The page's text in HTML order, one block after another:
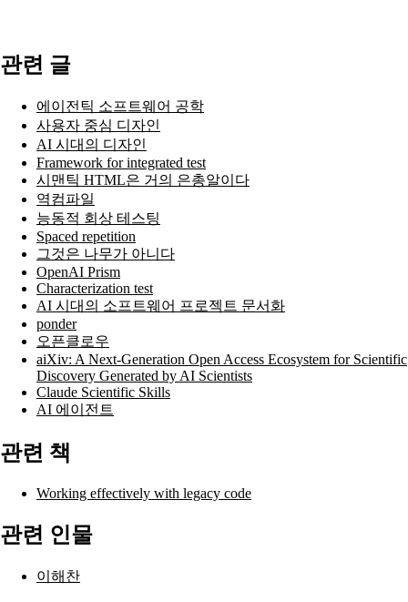
관련 글
에이전틱 소프트웨어 공학
사용자 중심 디자인
AI 시대의 디자인
Framework for integrated test
시맨틱 HTML은 거의 은총알이다
역컴파일
능동적 회상 테스팅
Spaced repetition
그것은 나무가 아니다
OpenAI Prism
Characterization test
AI 시대의 소프트웨어 프로젝트 문서화
ponder
오픈클로우
aiXiv: A Next-Generation Open Access Ecosystem for Scientific
Discovery Generated by AI Scientists
Claude Scientific Skills
AI 에이전트
관련 책
Working effectively with legacy code
관련 인물
이해찬